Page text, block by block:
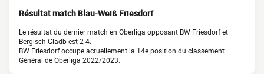
Résultat match Blau-Weiß Friesdorf
Le résultat du dernier match en Oberliga opposant BW Friesdorf et
Bergisch Gladb est 2-4.
BW Friesdorf occupe actuellement la 14e position du classement
Général de Oberliga 2022/2023.